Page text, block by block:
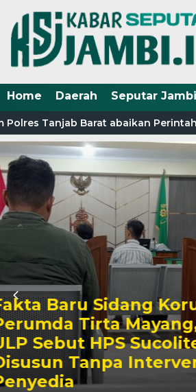
Home Daerah Seputar Jambi
Tanjab Barat abaikan
Diduga Angkut
Ilegal ke Riau,
Beriringan
Kota Jambi,
Dugaan
Oknum LSM